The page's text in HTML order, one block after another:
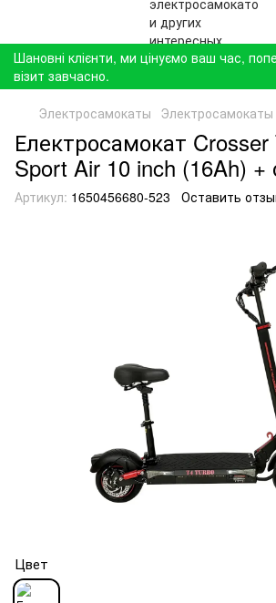
Шановні клієнти, ми цінуємо ваш час,
візит завчасно.
Электросамокаты Электросамокаты
Електросамокат
Sport Air 10 inch (16Ah) +
Артикул: 1650456680-523 Оставить
Цвет